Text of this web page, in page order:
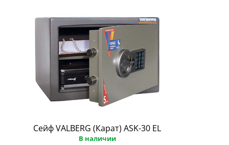
Сейф VALBERG (Карат) ASK-30 EL
В наличии